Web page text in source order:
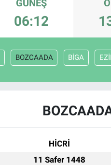
GÜNEŞ
06:12
BOZCAADA BİGA
HİCRİ
11 Safer 1448